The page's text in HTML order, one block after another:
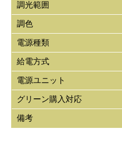
調光範囲
調色
電源種類
給電方式
電源ユニット
グリーン購入対応
備考